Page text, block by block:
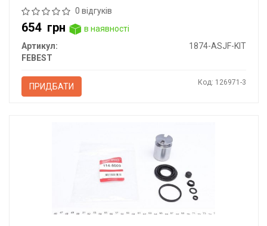
0 відгуків
654 грн
в наявності
Артикул:
1874-ASJF-KIT
FEBEST
ПРИДБАТИ Код: 126971-3